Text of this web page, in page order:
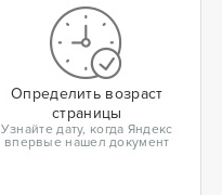
Определить возраст
страницы
Узнайте дату, когда Яндекс
впервые нашел документ